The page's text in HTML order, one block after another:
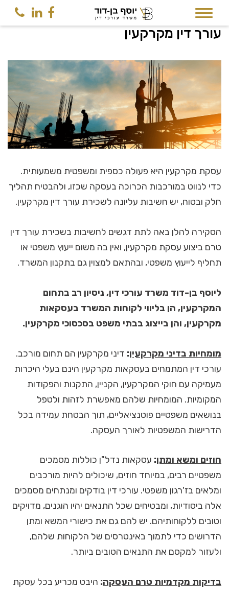
סקירה - עו"ד מקרקעין
עורך דין מקרקעין
עסקת מקרקעין היא פעולה כספית ומשפטית משמעותית.
כדי לנווט במורכבות הכרוכה בעסקה שכזו, ולהבטיח תהליך
חלק ובטוח, יש חשיבות עליונה לשכירת עורך דין מקרקעין.
הסקירה להלן באה לתת דגשים לחשיבות בשכירת עורך דין
טרם ביצוע עסקת מקרקעין, ואין בה משום ייעוץ משפטי או
תחליף לייעוץ משפטי, ובהתאם למצוין גם בתקנון המשרד.
ליוסף בן-דוד משרד עורכי דין, ניסיון רב בתחום
המקרקעין, הן בליווי לקוחות המשרד בעסקאות
מקרקעין, והן בייצוג בבתי משפט בסכסוכי מקרקעין.
מומחיות בדיני מקרקעין: דיני מקרקעין הם תחום מורכב.
עורכי דין המתמחים בעסקאות מקרקעין הינם בעלי היכרות
מעמיקה עם חוקי המקרקעין, הקניין, התקנות והפקודות
המקומיות. המומחיות שלהם מאפשרת לזהות ולטפל
בנושאים משפטיים פוטנציאליים, תוך הבטחת עמידה בכל
הדרישות המשפטיות לאורך העסקה.
חוזים ומשא ומתן: עסקאות נדל"ן כוללות מסמכים
משפטיים רבים, במיוחד חוזים, שיכולים להיות מורכבים
ומלאים בז'רגון משפטי. עורכי דין בודקים ומנתחים מסמכים
אלה ביסודיות, ומבטיחים שכל התנאים יהיו הוגנים, מדויקים
וטובים ללקוחותיהם. יש להם גם את כישורי המשא ומתן
הדרושים כדי לתמוך באינטרסים של הלקוחות שלהם,
ולעזור למקסם את התנאים הטובים ביותר.
בדיקות מקדמיות טרם העסקה: היבט מכריע בכל עסקת